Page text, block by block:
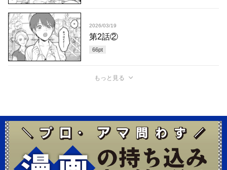
2026/03/19
第2話②
66pt
もっと見る